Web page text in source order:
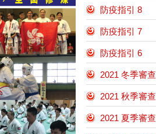
防疫指引 8
防疫指引 7
防疫指引 6
2021 冬季審查
2021 秋季審查
2021 夏季審查